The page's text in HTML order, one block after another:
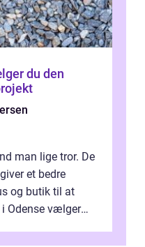
du den
man lige tror. De
et bedre
og butik til at
Odense vælger